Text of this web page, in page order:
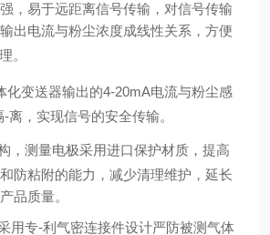
，易于远距离信号传输，对信号传输
出电流与粉尘浓度成线性关系，方便
。
化变送器输出的4-20mA电流与粉尘感
-离 ，实现信号的安全传输。
，测量电极采用进口保护材质，提高
防粘附的能力，减少清理维护，延长
品质量。
用专-利气密连接件设计严防被测气体